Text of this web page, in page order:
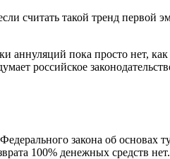
считать такой тренд первой
пока просто нет,
российское
закона об основах
100% денежных средств нет.